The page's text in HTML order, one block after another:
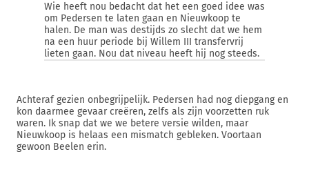
Wie heeft nou bedacht dat het een goed idee was
om Pedersen te laten gaan en Nieuwkoop te
halen. De man was destijds zo slecht dat we hem
na een huur periode bij Willem III transfervrij
lieten gaan. Nou dat niveau heeft hij nog steeds.
Achteraf gezien onbegrijpelijk. Pedersen had nog diepgang en
kon daarmee gevaar creëren, zelfs als zijn voorzetten ruk
waren. Ik snap dat we we betere versie wilden, maar
Nieuwkoop is helaas een mismatch gebleken. Voortaan
gewoon Beelen erin.